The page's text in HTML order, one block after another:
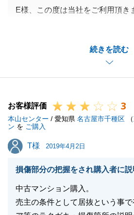
続きを読む
E様、この度は当社をご利用頂き
購入の決め手となるような要素
ちろん、E様からも率直なご意見
思います。
購入後はむしろE様ご自身で動い
負担もあったかと思いますが、お
ご協力頂いたからこそ無事にお引
不動産購入は担当者とお客様の
で最終的にいいお取引になると思
E様とも良い関係を築けたことが
お客様評価 3
本山センター / 愛知県 名古屋市千種区 （
ン を ご購入
T様
T様 2019年4月2日
損傷部分の把握をされ購入者に
中古マンション購入。
売主の条件として居抜という事